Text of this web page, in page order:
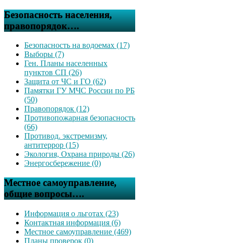
Безопасность населения,
правопорядок….
Безопасность на водоемах (17)
Выборы (7)
Ген. Планы населенных
пунктов СП (26)
Защита от ЧС и ГО (62)
Памятки ГУ МЧС России по РБ
(50)
Правопорядок (12)
Противопожарная безопасность
(66)
Противод. экстремизму,
антитеррор (15)
Экология, Охрана природы (26)
Энергосбережение (0)
Местное самоуправление,
общие вопросы….
Информация о льготах (23)
Контактная информация (6)
Местное самоуправление (469)
Планы проверок (0)